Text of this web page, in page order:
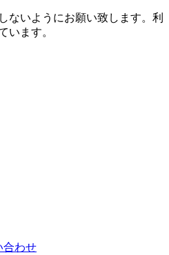
ないようにお願い致します。利
います。
合わせ